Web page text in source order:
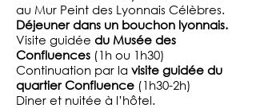
au Mur Peint des Lyonnais Célèbres.
Déjeuner dans un bouchon lyonnais.
Visite guidée du Musée des
Confluences (1h ou 1h30)
Continuation par la visite guidée du
quartier Confluence (1h30-2h)
Diner et nuitée à l’hôtel.